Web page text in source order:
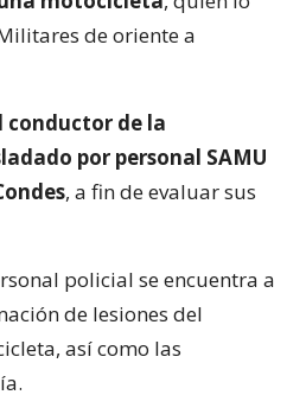
de oriente a
conductor de la
por personal SAMU
, a fin de evaluar sus
policial se encuentra a
de lesiones del
así como las